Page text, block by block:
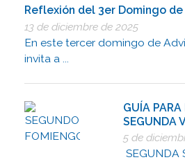
Reflexión del 3er Domingo
13 de diciembre de 2025
En este tercer domingo de
invita a ...
GUÍA PARA
SEGUNDA
5 de
SEGUNDA